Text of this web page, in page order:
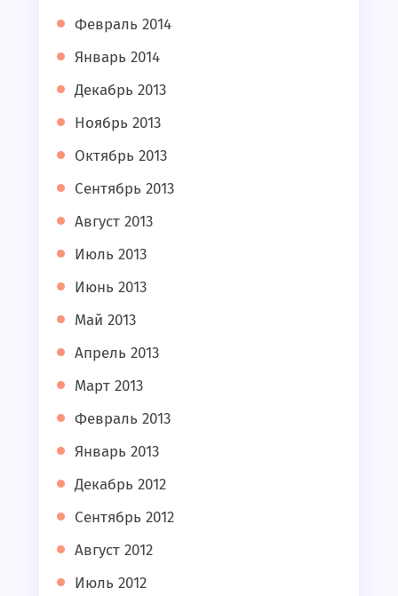
Февраль 2014
Январь 2014
Декабрь 2013
Ноябрь 2013
Октябрь 2013
Сентябрь 2013
Август 2013
Июль 2013
Июнь 2013
Май 2013
Апрель 2013
Март 2013
Февраль 2013
Январь 2013
Декабрь 2012
Сентябрь 2012
Август 2012
Июль 2012